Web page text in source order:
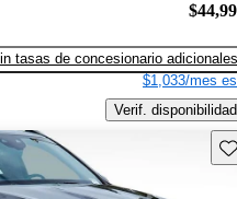
tasas de concesionario adicionales
$1,033/mes
Verif. disponibilidad